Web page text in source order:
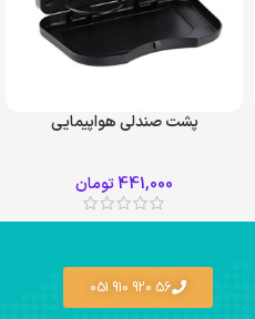
پشت صندلی هواپیمایی
441,000تومان
56 920 910 051